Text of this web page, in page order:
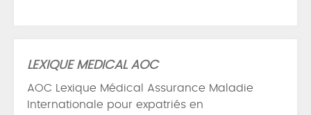
LEXIQUE MEDICAL AOC
AOC Lexique Médical Assurance Maladie
Internationale pour expatriés en